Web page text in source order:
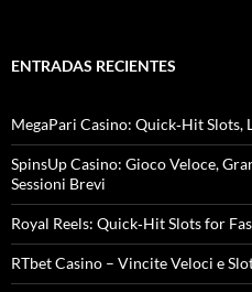
a
ENTRADAS RECIENTES
MegaPari Casino: Quick‑Hit
SpinsUp Casino: Gioco Veloce,
Sessioni Brevi
Royal Reels: Quick‑Hit Slots for
RTbet Casino – Vincite Veloci e